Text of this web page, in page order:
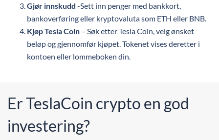
Gjør innskudd -Sett inn penger med bankkort,
bankoverføring eller kryptovaluta som ETH eller BNB.
Kjøp Tesla Coin – Søk etter Tesla Coin, velg ønsket
beløp og gjennomfør kjøpet. Tokenet vises deretter i
kontoen eller lommeboken din.
Er TeslaCoin crypto en god
investering?